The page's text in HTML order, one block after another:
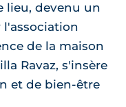
lieu, devenu un
de la maison
Ravaz, s'insère
et de bien-être